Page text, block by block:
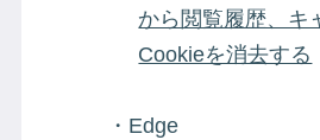
から閲覧履歴、キ
Cookieを消去する​
・Edge